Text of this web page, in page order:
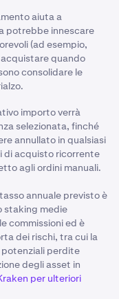
aiuta a
potrebbe innescare
(ad esempio,
quando
consolidare le
importo verrà
selezionata, finché
annullato in qualsiasi
di acquisto ricorrente
agli ordini manuali.
annuale previsto è
staking medie
commissioni ed è
dei rischi, tra cui la
potenziali perdite
degli asset in
per ulteriori